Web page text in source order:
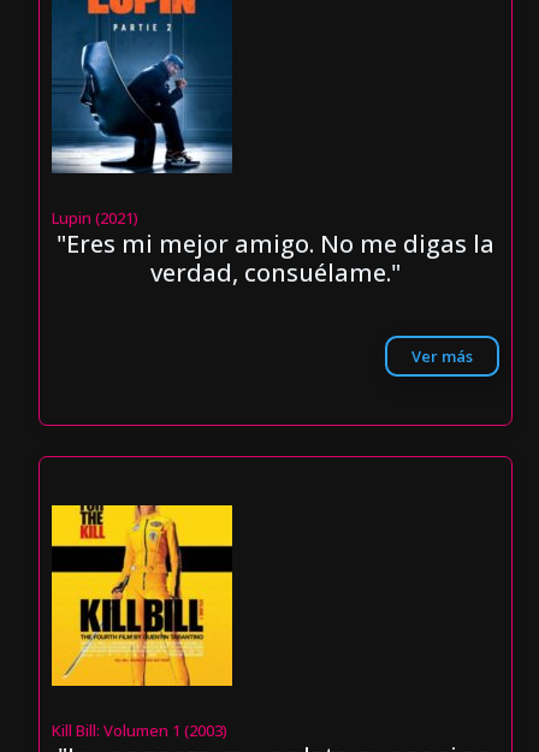
Lupin (2021)
"Eres mi mejor amigo. No me digas la
verdad, consuélame."
Ver más
Kill Bill: Volumen 1 (2003)